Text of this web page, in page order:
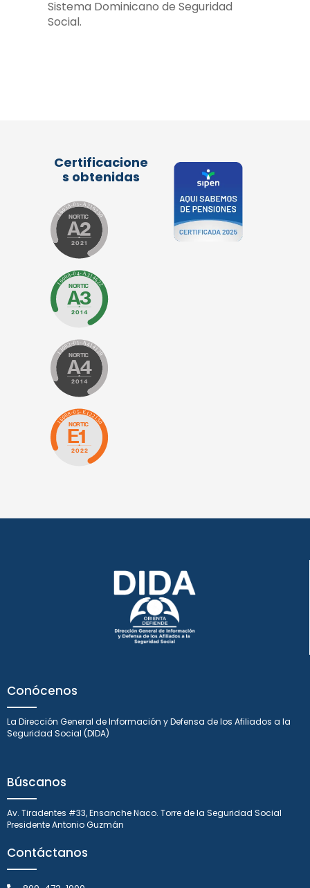
Sistema Dominicano de Seguridad
Social.
Certificacione
s obtenidas
Conócenos
La Dirección General de Información y Defensa de los Afiliados a la
Seguridad Social (DIDA)
Búscanos
Av. Tiradentes #33, Ensanche Naco. Torre de la Seguridad Social
Presidente Antonio Guzmán
Contáctanos